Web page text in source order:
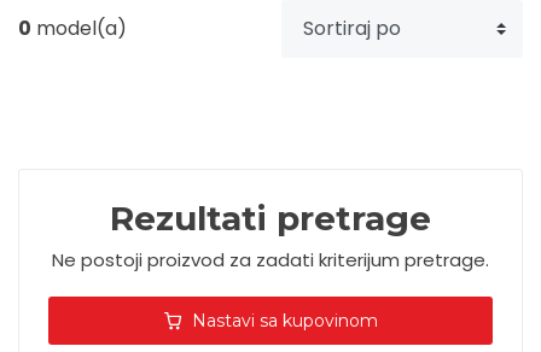
0 model(a)
Rezultati pretrage
Ne postoji proizvod za zadati kriterijum pretrage.
Nastavi sa kupovinom
Upaljači
Tech portfolio